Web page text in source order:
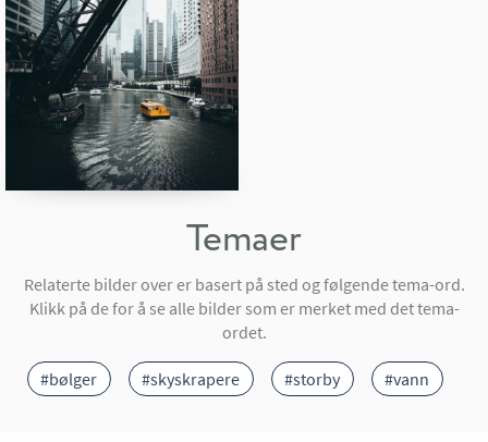
Temaer
Relaterte bilder over er basert på sted og følgende tema-ord.
Klikk på de for å se alle bilder som er merket med det tema-
ordet.
#bølger #skyskrapere #storby #vann